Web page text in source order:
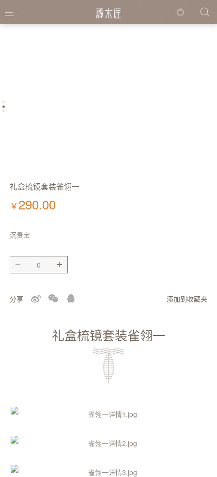
购物
礼盒梳镜套装雀翎一
￥290.00
沉贵宝
分享 添加到收藏夹
礼盒梳镜套装雀翎一